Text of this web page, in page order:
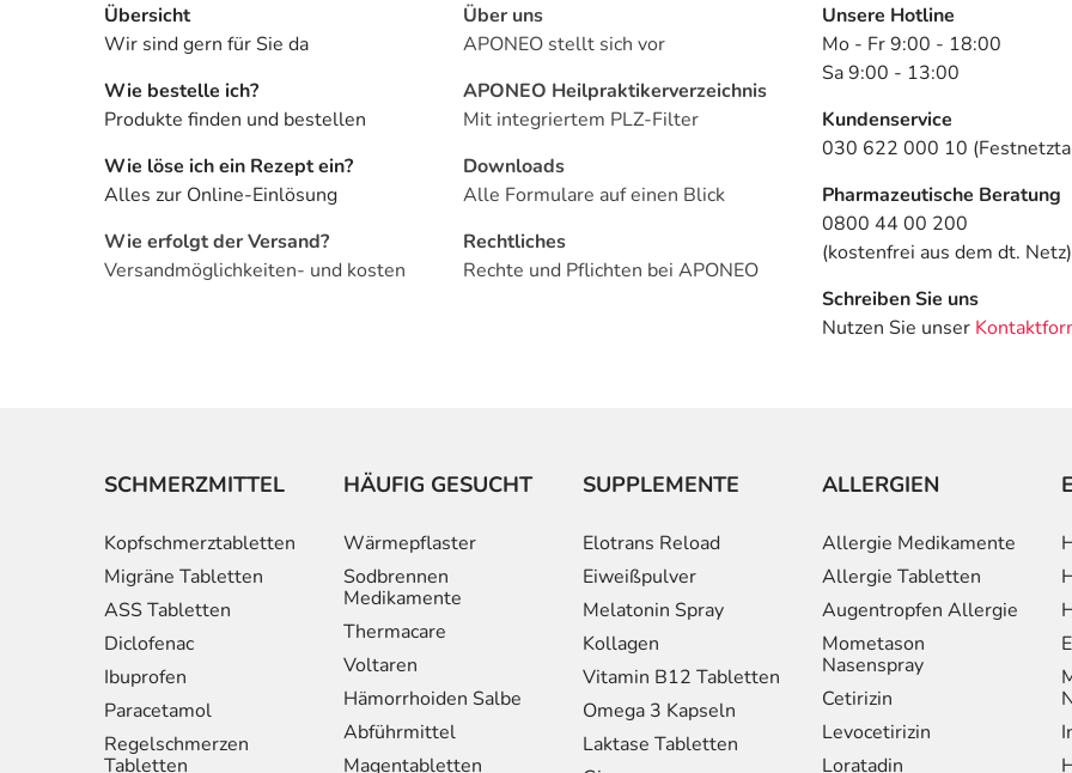
Übersicht
Wir sind gern für Sie da
Wie bestelle ich?
Produkte finden und bestellen
Wie löse ich ein Rezept ein?
Alles zur Online-Einlösung
Wie erfolgt der Versand?
Versandmöglichkeiten- und kosten
Über uns
APONEO stellt sich vor
APONEO Heilpraktikerverzeichnis
Mit integriertem PLZ-Filter
Downloads
Alle Formulare auf einen Blick
Rechtliches
Rechte und Pflichten bei APONEO
Unsere Hotline
Mo - Fr 9:00 - 18:00
Sa 9:00 - 13:00
Kundenservice
030 622 000 10
Pharmazeutische Beratung
0800 44 00 200
(kostenfrei aus dem dt. Netz)
Schreiben Sie uns
Nutzen Sie unser
SCHMERZMITTEL
Kopfschmerztabletten
Migräne Tabletten
ASS Tabletten
Diclofenac
Ibuprofen
Paracetamol
Regelschmerzen
Tabletten
HÄUFIG GESUCHT
Wärmepflaster
Sodbrennen
Medikamente
Thermacare
Voltaren
Hämorrhoiden Salbe
Abführmittel
Magentabletten
SUPPLEMENTE
Elotrans Reload
Eiweißpulver
Melatonin Spray
Kollagen
Vitamin B12 Tabletten
Omega 3 Kapseln
Laktase Tabletten
ALLERGIEN
Allergie Medikamente
Allergie Tabletten
Augentropfen Allergie
Mometason
Nasenspray
Cetirizin
Levocetirizin
Loratadin